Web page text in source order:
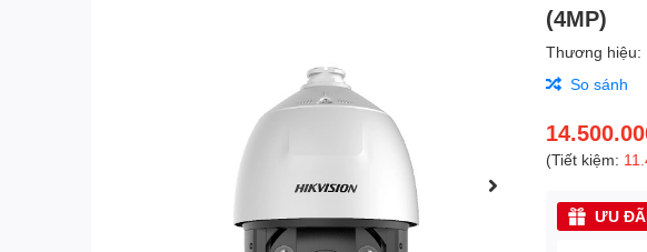
(4MP)
Thương hiệu:
So sánh
(Tiết kiệm:
ƯU